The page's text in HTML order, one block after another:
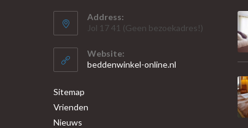
Address:
Jol 17 41 (Geen bezoekadres!)
Website:
beddenwinkel-online.nl
Sitemap
Vrienden
Nieuws